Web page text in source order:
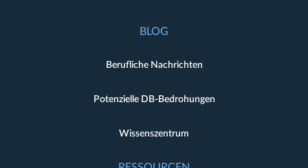
BLOG
Berufliche Nachrichten
Potenzielle DB-Bedrohungen
Wissenszentrum